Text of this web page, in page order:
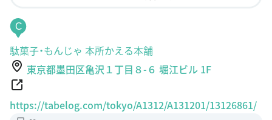
C
駄菓子・もんじゃ 本所かえる本舗
東京都墨田区亀沢１丁目８-６ 堀江ビル 1F
https://tabelog.com/tokyo/A1312/A131201/13126861/